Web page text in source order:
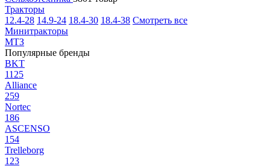
Тракторы
12.4-28 14.9-24 18.4-30 18.4-38 Смотреть все
Минитракторы
МТЗ
Популярные бренды
BKT
1125
Alliance
259
Nortec
186
ASCENSO
154
Trelleborg
123